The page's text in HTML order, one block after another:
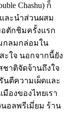
Chashu) ก็
ละนำส่วนผสม
ตักชิมครั้งแรก
กลมกล่อมใน
ะใจ นอกจากนี้ยัง
ชาติจัดจ้านถึงใจ
ตีความเผ็ดและ
องของไทยเรา
อลพรีเมี่ยม ร้าน